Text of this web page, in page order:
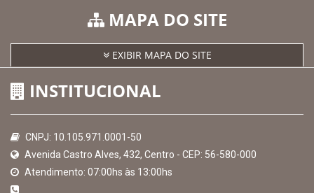
MAPA DO SITE
EXIBIR MAPA DO SITE
INSTITUCIONAL
CNPJ: 10.105.971.0001-50
Avenida Castro Alves, 432, Centro - CEP: 56-580-000
Atendimento: 07:00hs às 13:00hs